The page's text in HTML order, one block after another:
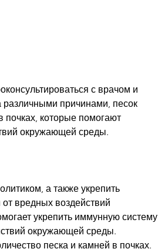
различными причинами, песок
почках, которые помогают
окружающей среды.
а также укрепить
вредных воздействий
укрепить иммунную систему
окружающей среды.
песка и камней в почках.